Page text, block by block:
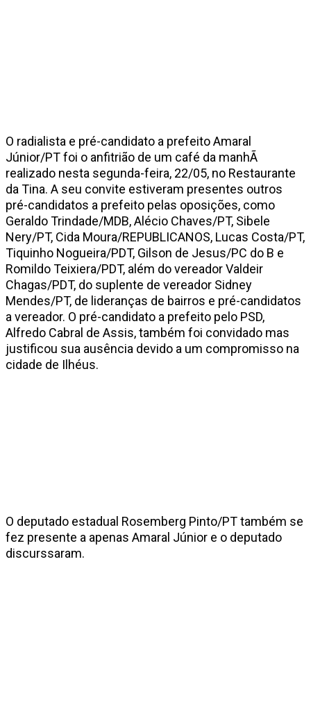
O radialista e pré-candidato a prefeito Amaral
Júnior/PT foi o anfitrião de um café da manhÃ
realizado nesta segunda-feira, 22/05, no Restaurante
da Tina. A seu convite estiveram presentes outros
pré-candidatos a prefeito pelas oposições, como
Geraldo Trindade/MDB, Alécio Chaves/PT, Sibele
Nery/PT, Cida Moura/REPUBLICANOS, Lucas Costa/PT,
Tiquinho Nogueira/PDT, Gilson de Jesus/PC do B e
Romildo Teixiera/PDT, além do vereador Valdeir
Chagas/PDT, do suplente de vereador Sidney
Mendes/PT, de lideranças de bairros e pré-candidatos
a vereador. O pré-candidato a prefeito pelo PSD,
Alfredo Cabral de Assis, também foi convidado mas
justificou sua ausência devido a um compromisso na
cidade de Ilhéus.
O deputado estadual Rosemberg Pinto/PT também se
fez presente a apenas Amaral Júnior e o deputado
discurssaram.